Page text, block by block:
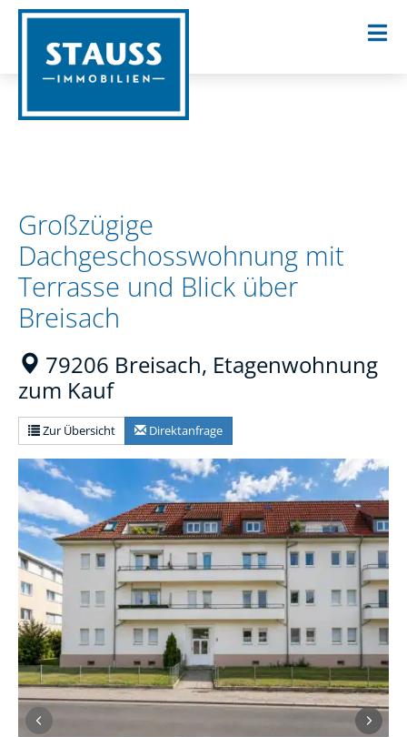
Großzügige
Dachgeschosswohnung mit
Terrasse und Blick über
Breisach
79206 Breisach, Etagenwohnung
zum Kauf
Zur Übersicht Direktanfrage